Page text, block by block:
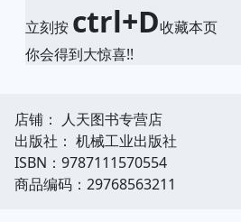
立刻按 ctrl+D收藏本页
你会得到大惊喜!!
店铺： 人天图书专营店
出版社： 机械工业出版社
ISBN：9787111570554
商品编码：29768563211